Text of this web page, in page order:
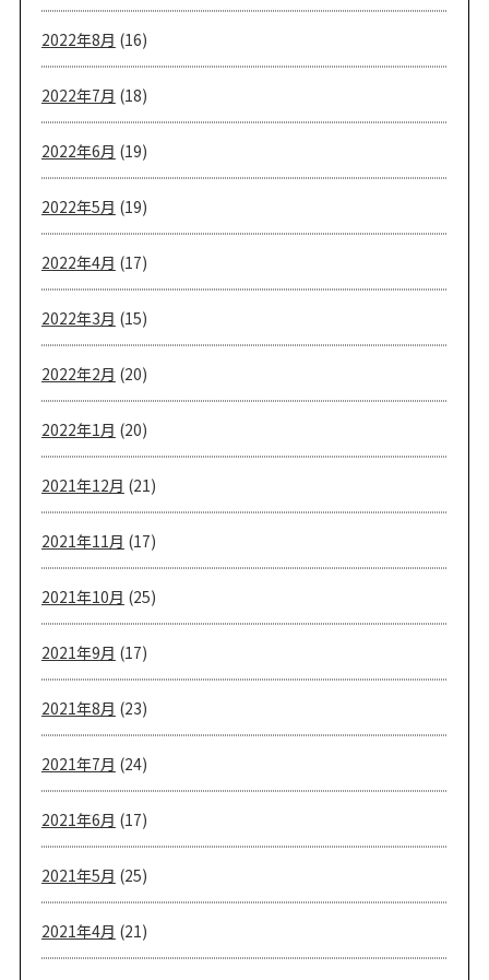
2022年8月 (16)
2022年7月 (18)
2022年6月 (19)
2022年5月 (19)
2022年4月 (17)
2022年3月 (15)
2022年2月 (20)
2022年1月 (20)
2021年12月 (21)
2021年11月 (17)
2021年10月 (25)
2021年9月 (17)
2021年8月 (23)
2021年7月 (24)
2021年6月 (17)
2021年5月 (25)
2021年4月 (21)